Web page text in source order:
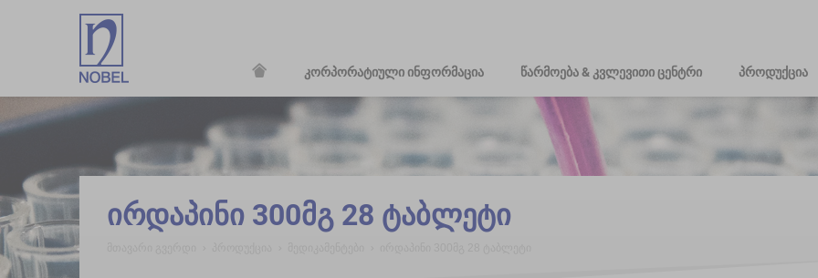
კორპორატიული ინფორმაცია წარმოება & კვლევითი ცენტრი პროდუქცია
ირდაპინი 300მგ 28 ტაბლეტი